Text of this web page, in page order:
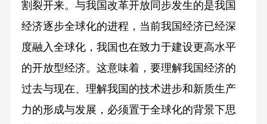
割裂开来。与我国改革开放同步发生的是我国
经济逐步全球化的进程，当前我国经济已经深
度融入全球化，我国也在致力于建设更高水平
的开放型经济。这意味着，要理解我国经济的
过去与现在、理解我国的技术进步和新质生产
力的形成与发展，必须置于全球化的背景下思